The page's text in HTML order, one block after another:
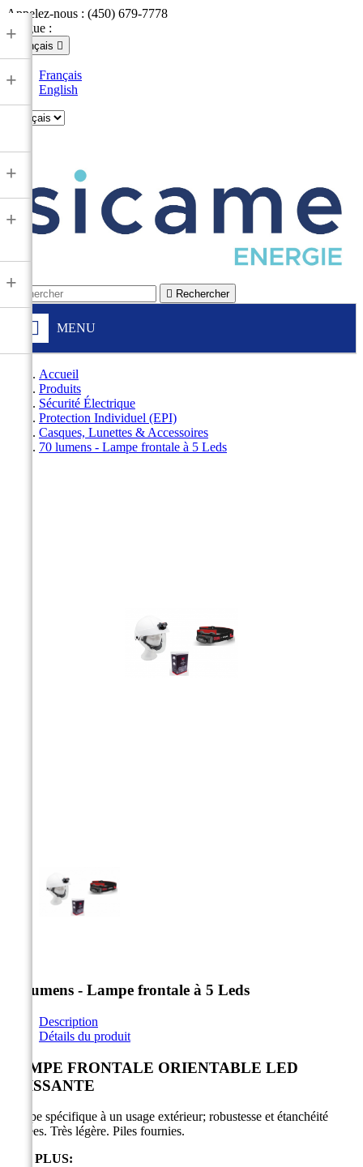
Appelez-nous : (450) 679-7778
Langue :
Français 
Français
English
 Rechercher
MENU
+
+
+
+
+
Accueil
Produits
Sécurité Électrique
Protection Individuel (EPI)
Casques, Lunettes & Accessoires
70 lumens - Lampe frontale à 5 Leds
70 lumens - Lampe frontale à 5 Leds
Description
Détails du produit
LAMPE FRONTALE ORIENTABLE LED
PUISSANTE
Lampe spécifique à un usage extérieur; robustesse et étanchéité
élevées. Très légère. Piles fournies.
LES PLUS: